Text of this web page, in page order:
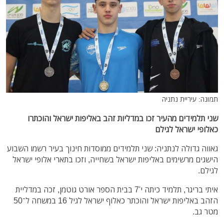
תמונה: עיריית נתניה
שני תלמידים מהעיר זכו במדליות זהב באליפות ישראל והוכתרו
כאלופי ישראל לגילם
גאווה גדולה לנתניה: שני תלמידים ממוסדות חינוך בעיר רשמו השבוע
הישגים מרשימים באליפות ישראל בשחייה, וזכו בתארי אלופי ישראל
לגילם.
איתי בריגר, תלמיד כיתה י'7 בבית הספר אורט גוטמן, זכה במדליית
הזהב באליפות ישראל והוכתר כאלוף ישראל לגיל 16 במשחה ל־50
מטר גב.